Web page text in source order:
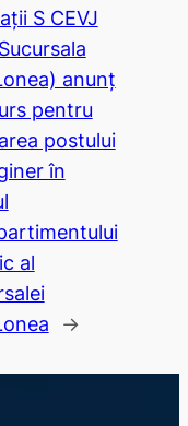
S CEVJ
anunț
pentru
postului
în
al
→